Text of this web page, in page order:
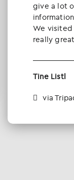
give a lot
We visited
really
Tine Listl
via